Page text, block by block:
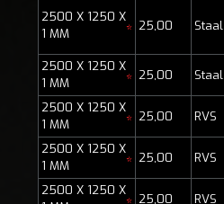
2500 X 1250 X
1 MM
* 25,00 Staal
2500 X 1250 X
1 MM
* 25,00 Staal
2500 X 1250 X
1 MM
* 25,00 RVS
2500 X 1250 X
1 MM
* 25,00 RVS
2500 X 1250 X
25,00 RVS